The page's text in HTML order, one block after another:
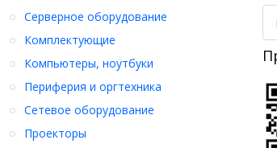
Серверное оборудование
Комплектующие
Компьютеры, ноутбуки
Периферия и оргтехника
Сетевое оборудование
Проекторы